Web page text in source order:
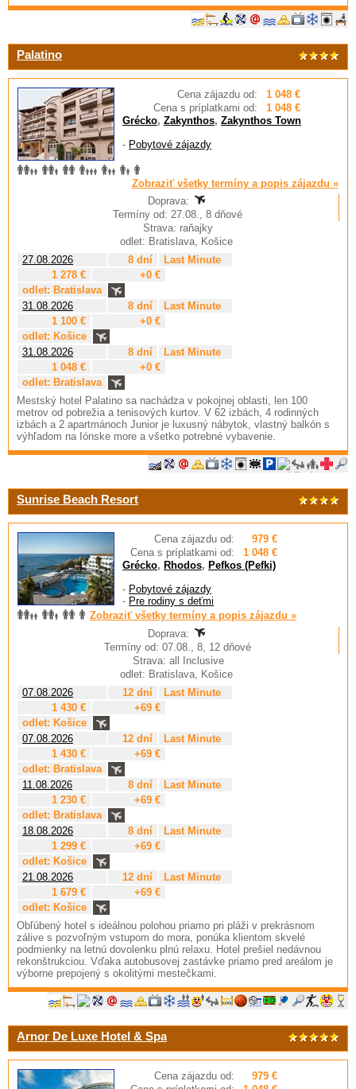
Palatino
Cena zájazdu od:
1 048 €
Cena s príplatkami od:
1 048 €
Grécko, Zakynthos, Zakynthos Town
- Pobytové zájazdy
Zobraziť všetky termíny a popis zájazdu »
Doprava:
Termíny od: 27.08., 8 dňové
Strava: raňajky
odlet: Bratislava, Košice
27.08.2026
8 dní
Last Minute
1 278 €
+0 €
odlet: Bratislava
31.08.2026
8 dní
Last Minute
1 100 €
+0 €
odlet: Košice
31.08.2026
8 dní
Last Minute
1 048 €
+0 €
odlet: Bratislava
Mestský hotel Palatino sa nachádza v pokojnej oblasti, len 100
metrov od pobrežia a tenisových kurtov. V 62 izbách, 4 rodinných
izbách a 2 apartmánoch Junior je luxusný nábytok, vlastný balkón s
výhľadom na Iónske more a všetko potrebné vybavenie.
Sunrise Beach Resort
Cena zájazdu od:
979 €
Cena s príplatkami od:
1 048 €
Grécko, Rhodos, Pefkos (Pefki)
- Pobytové zájazdy
- Pre rodiny s deťmi
Zobraziť všetky termíny a popis zájazdu »
Doprava:
Termíny od: 07.08., 8, 12 dňové
Strava: all Inclusive
odlet: Bratislava, Košice
07.08.2026
12 dní
Last Minute
1 430 €
+69 €
odlet: Košice
07.08.2026
12 dní
Last Minute
1 430 €
+69 €
odlet: Bratislava
11.08.2026
8 dní
Last Minute
1 230 €
+69 €
odlet: Bratislava
18.08.2026
8 dní
Last Minute
1 299 €
+69 €
odlet: Košice
21.08.2026
12 dní
Last Minute
1 679 €
+69 €
odlet: Košice
Obľúbený hotel s ideálnou polohou priamo pri pláži v prekrásnom
zálive s pozvoľným vstupom do mora, ponúka klientom skvelé
podmienky na letnú dovolenku plnú relaxu. Hotel prešiel nedávnou
rekonštrukciou. Vďaka autobusovej zastávke priamo pred areálom je
výborne prepojený s okolitými mestečkami.
Arnor De Luxe Hotel & Spa
Cena zájazdu od:
979 €